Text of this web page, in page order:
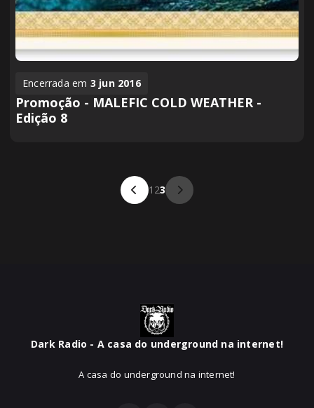
Encerrada em 3 jun 2016
Promoção - MALEFIC COLD WEATHER -
Edição 8
1 23
Dark Radio - A casa do underground na internet!
A casa do underground na internet!